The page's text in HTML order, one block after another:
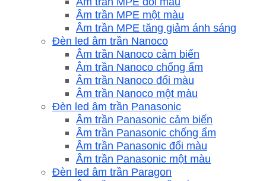
Âm trần MPE một màu
Âm trần MPE tăng giảm ánh sáng
Đèn led âm trần Nanoco
Âm trần Nanoco cảm biến
Âm trần Nanoco chống ẩm
Âm trần Nanoco đổi màu
Âm trần Nanoco một màu
Đèn led âm trần Panasonic
Âm trần Panasonic cảm biến
Âm trần Panasonic chống ẩm
Âm trần Panasonic đổi màu
Âm trần Panasonic một màu
Đèn led âm trần Paragon